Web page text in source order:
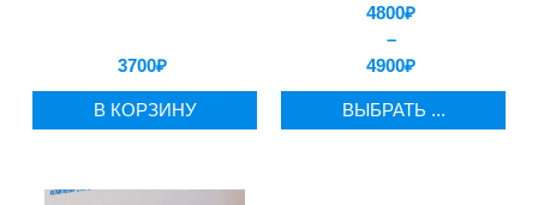
3700₽
В КОРЗИНУ
4800₽
–
4900₽
ВЫБРАТЬ ...